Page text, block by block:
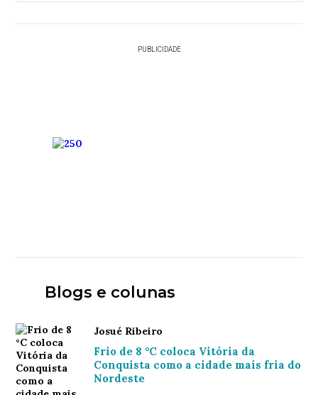
PUBLICIDADE
Blogs e colunas
Josué Ribeiro
Frio de 8 °C coloca Vitória da
Conquista como a cidade mais fria do
Nordeste